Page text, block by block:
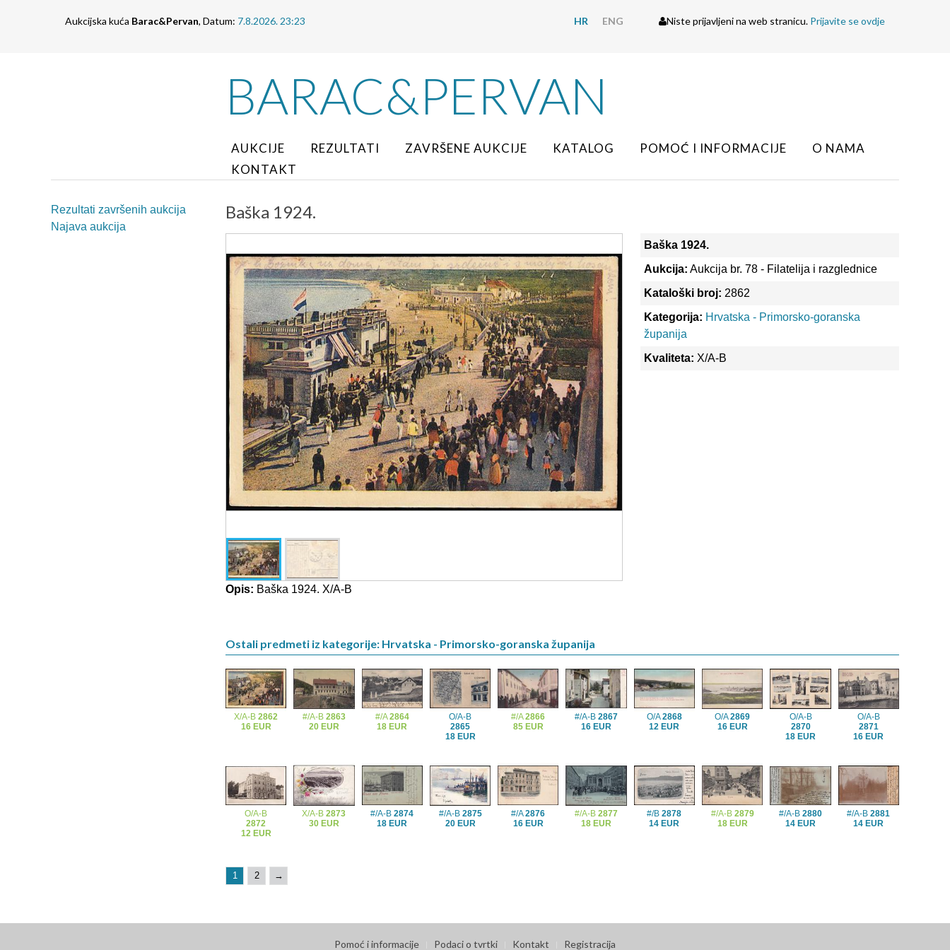
Aukcijska kuća Barac&Pervan, Datum: 7.8.2026. 23:23 HR ENG Niste prijavljeni na web stranicu. Prijavite se ovdje
BARAC&PERVAN
AUKCIJE REZULTATI ZAVRŠENE AUKCIJE KATALOG POMOĆ I INFORMACIJE
O NAMA
KONTAKT
Rezultati završenih aukcija
Najava aukcija
Baška 1924.
Opis: Baška 1924. X/A-B
Baška 1924.
Aukcija: Aukcija br. 78 - Filatelija i razglednice
Kataloški broj: 2862
Kategorija: Hrvatska - Primorsko-goranska
županija
Kvaliteta: X/A-B
Ostali predmeti iz kategorije: Hrvatska - Primorsko-goranska županija
X/A-B2862
16 EUR
#/A-B 2863
20 EUR
#/A2864
18 EUR
O/A-B
2865
18 EUR
#/A2866
85 EUR
#/A-B2867
16 EUR
O/A2868
12 EUR
O/A2869
16 EUR
O/A-B
2870
18 EUR
O/A-B
2871
16 EUR
O/A-B
2872
12 EUR
X/A-B2873
30 EUR
#/A-B2874
18 EUR
#/A-B 2875
20 EUR
#/A2876
16 EUR
#/A-B2877
18 EUR
#/B2878
14 EUR
#/A-B 2879
18 EUR
#/A-B2880
14 EUR
#/A-B2881
14 EUR
1 2 →
Pomoć i informacije Podaci o tvrtki Kontakt Registracija